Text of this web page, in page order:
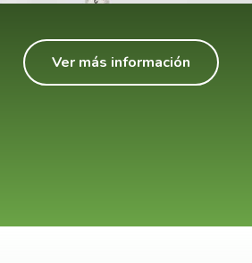
Ver más información